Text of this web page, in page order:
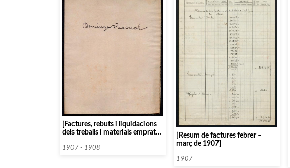
[Factures, rebuts i liquidacions
dels treballs i materials emprats
Domingo Pascual, per a la
1907 - 1908
[Resum de factures febrer –
març de 1907]
1907